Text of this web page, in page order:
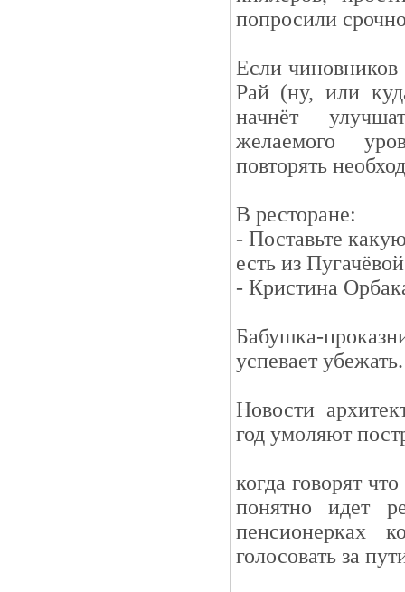
попросили
Если чиновников
Рай (ну, или
начнёт
желаемого
повторять
В ресторане:
- Поставьте
есть из
- Кристина
Бабушка-
успевает убежать.
Новости
год умоляют
когда говорят
понятно идет
пенсионерках
голосовать за